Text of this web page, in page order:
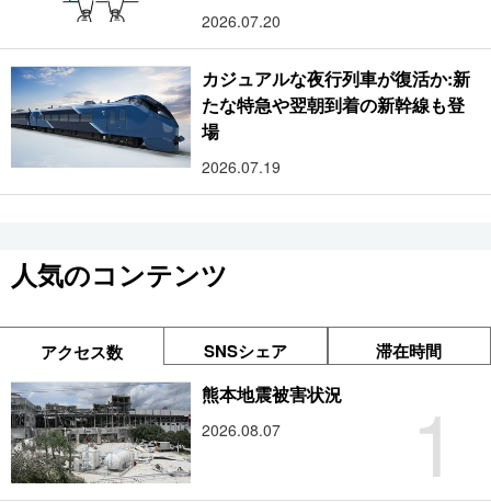
2026.07.20
カジュアルな夜行列車が復活か:新
たな特急や翌朝到着の新幹線も登
場
2026.07.19
人気のコンテンツ
アクセス数 SNSシェア 滞在時間
1
熊本地震被害状況
2026.08.07